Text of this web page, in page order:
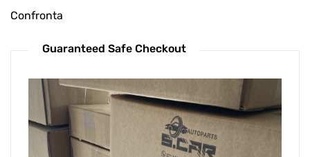
Confronta
Guaranteed Safe Checkout